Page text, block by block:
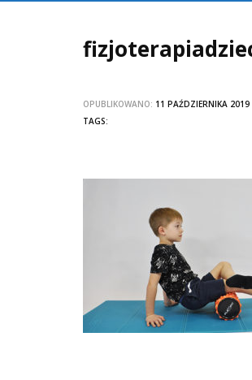
OPUBLIKOWANO: 11 PAŹDZIERNIKA
TAGS: